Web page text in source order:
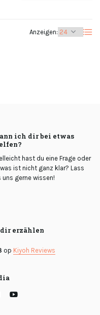
Anzeigen:
ich dir bei etwas
hast du eine Frage oder
ist nicht ganz klar? Lass
uns gerne wissen!
dir erzählen
op Kiyoh Reviews